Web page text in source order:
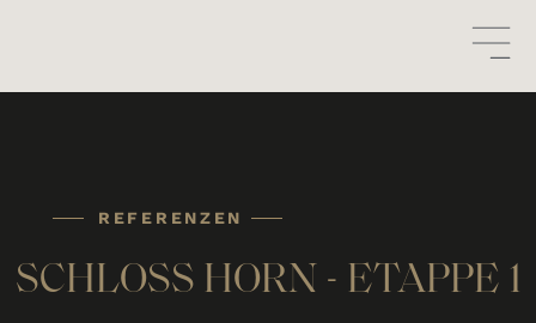
REFERENZEN
SCHLOSS HORN - ETAPPE 1